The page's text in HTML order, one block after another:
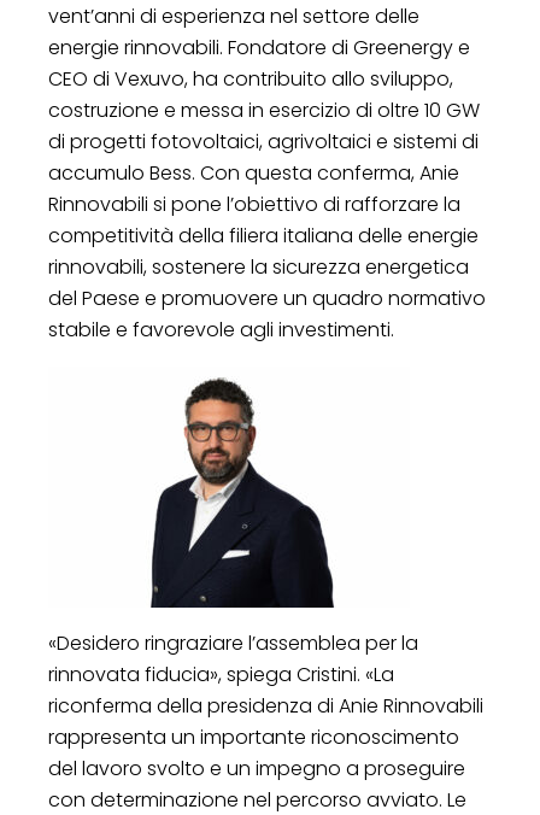
vent’anni di esperienza nel settore delle
energie rinnovabili. Fondatore di Greenergy e
CEO di Vexuvo, ha contribuito allo sviluppo,
costruzione e messa in esercizio di oltre 10 GW
di progetti fotovoltaici, agrivoltaici e sistemi di
accumulo Bess. Con questa conferma, Anie
Rinnovabili si pone l’obiettivo di rafforzare la
competitività della filiera italiana delle energie
rinnovabili, sostenere la sicurezza energetica
del Paese e promuovere un quadro normativo
stabile e favorevole agli investimenti.
«Desidero ringraziare l’assemblea per la
rinnovata fiducia», spiega Cristini. «La
riconferma della presidenza di Anie Rinnovabili
rappresenta un importante riconoscimento
del lavoro svolto e un impegno a proseguire
con determinazione nel percorso avviato. Le